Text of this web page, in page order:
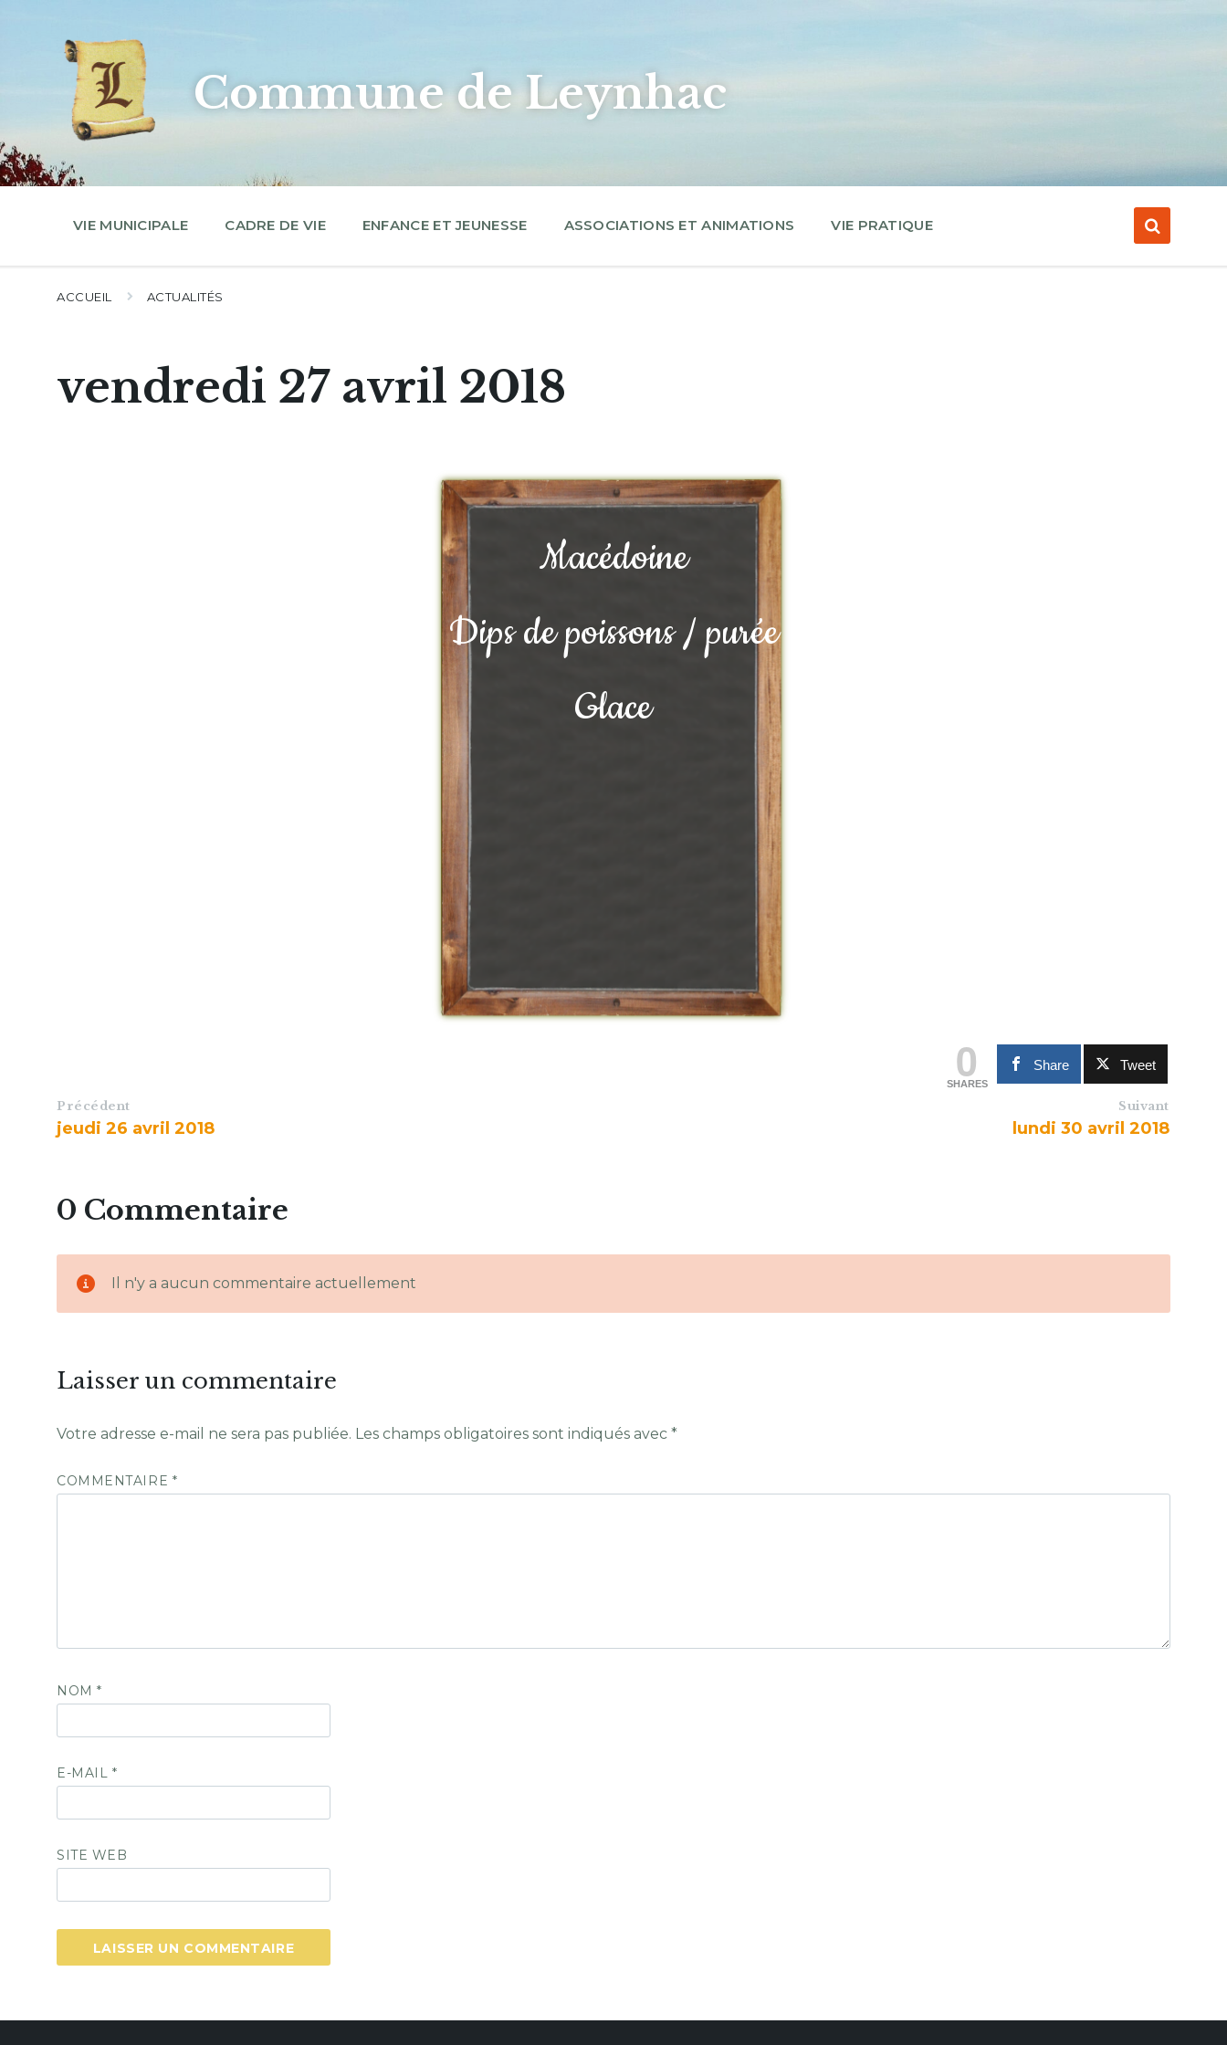
navigation
Commune de Leynhac
VIE MUNICIPALE CADRE DE VIE ENFANCE ET JEUNESSE ASSOCIATIONS ET ANIMATIONS VIE PRATIQUE
ACCUEIL ACTUALITÉS
vendredi 27 avril 2018
Macédoine
Dips de poissons / purée
Glace
0
SHARES
Share Tweet
Précédent
jeudi 26 avril 2018
Suivant
lundi 30 avril 2018
0 Commentaire
Il n'y a aucun commentaire actuellement
Laisser un commentaire
Votre adresse e-mail ne sera pas publiée. Les champs obligatoires sont indiqués avec *
COMMENTAIRE *
NOM*
E-MAIL *
SITE WEB